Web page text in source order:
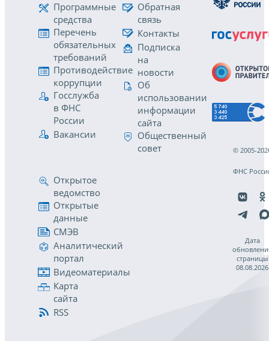
Программные
средства
Перечень
обязательных
требований
Противодействие
коррупции
Госслужба
в ФНС
России
Вакансии
Обратная
связь
Контакты
Подписка
на
новости
Об
использовании
информации
сайта
Общественный
совет
Открытое
ведомство
Открытые
данные
СМЭВ
Аналитический
портал
Видеоматериалы
Карта
сайта
RSS
© 2005-
ФНС
Дата
страницы
08.08.2026